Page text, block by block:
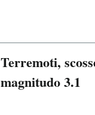
Terremoti,
magnitudo 3.1